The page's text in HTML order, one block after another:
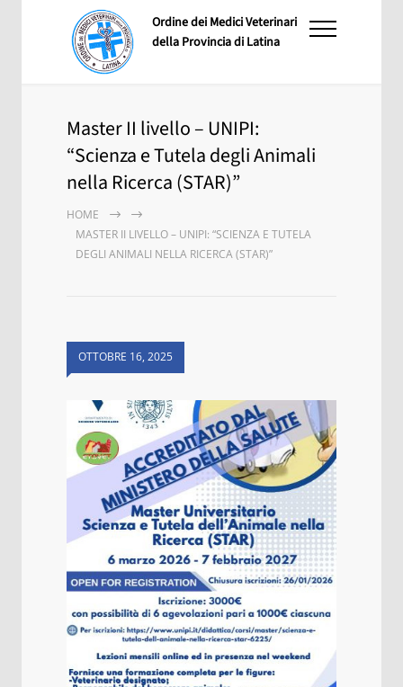
Ordine dei Medici Veterinari
della Provincia di Latina
Master II livello – UNIPI:
“Scienza e Tutela degli Animali
nella Ricerca (STAR)”
HOME
MASTER II LIVELLO – UNIPI: “SCIENZA E TUTELA
DEGLI ANIMALI NELLA RICERCA (STAR)”
OTTOBRE 16, 2025